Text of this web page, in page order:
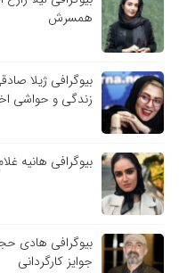
همسرش
بیوگرافی ژیلا
زندگی و حواشی
بیوگرافی هانیه
بیوگرافی هادی
جوایز کارگردانی